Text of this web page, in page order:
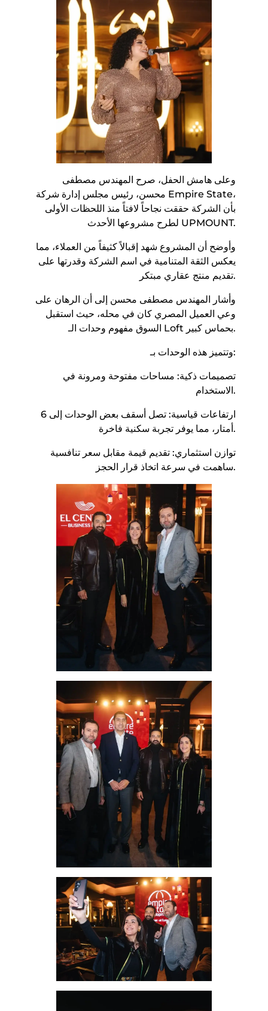
​وعلى هامش الحفل، صرح المهندس مصطفى
محسن، رئيس مجلس إدارة شركة Empire State،
بأن الشركة حققت نجاحاً لافتاً منذ اللحظات الأولى
لطرح مشروعها الأحدث UPMOUNT.
وأوضح أن المشروع شهد إقبالاً كثيفاً من العملاء، مما
يعكس الثقة المتنامية في اسم الشركة وقدرتها على
تقديم منتج عقاري مبتكر.
و​أشار المهندس مصطفى محسن إلى أن الرهان على
وعي العميل المصري كان في محله، حيث استقبل
السوق مفهوم وحدات الـ Loft بحماس كبير.
وتتميز هذه الوحدات بـ:
​تصميمات ذكية: مساحات مفتوحة ومرونة في
الاستخدام.
​ارتفاعات قياسية: تصل أسقف بعض الوحدات إلى 6
أمتار، مما يوفر تجربة سكنية فاخرة.
​توازن استثماري: تقديم قيمة مقابل سعر تنافسية
ساهمت في سرعة اتخاذ قرار الحجز.